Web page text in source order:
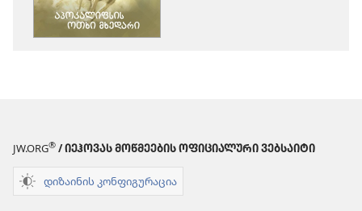
JW.ORG® / ᲘᲔᲰᲝᲕᲐᲡ ᲛᲝᲬᲛᲔᲔᲑᲘᲡ ᲝᲤᲘᲪᲘᲐᲚᲣᲠᲘ ᲕᲔᲑᲡᲐᲘᲢᲘ
დიზაინის კონფიგურაცია